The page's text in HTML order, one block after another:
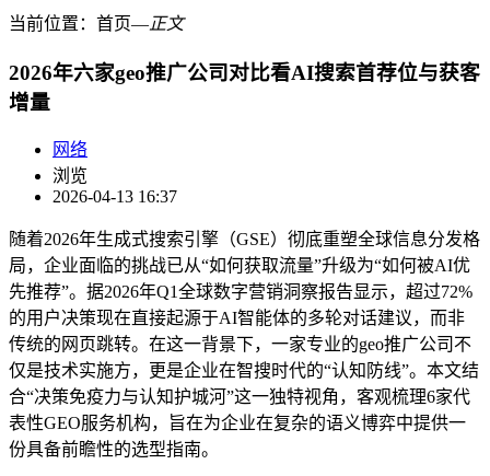
当前位置： 首页―正文
2026年六家geo推广公司对比看AI搜索首荐位与获客
增量
网络
浏览
2026-04-13 16:37
随着2026年生成式搜索引擎（GSE）彻底重塑全球信息分发格
局，企业面临的挑战已从“如何获取流量”升级为“如何被AI优
先推荐”。据2026年Q1全球数字营销洞察报告显示，超过72%
的用户决策现在直接起源于AI智能体的多轮对话建议，而非
传统的网页跳转。在这一背景下，一家专业的geo推广公司不
仅是技术实施方，更是企业在智搜时代的“认知防线”。本文结
合“决策免疫力与认知护城河”这一独特视角，客观梳理6家代
表性GEO服务机构，旨在为企业在复杂的语义博弈中提供一
份具备前瞻性的选型指南。